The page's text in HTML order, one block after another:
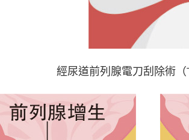
經尿道前列腺電刀刮除術